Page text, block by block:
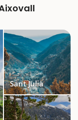
Sant Julià